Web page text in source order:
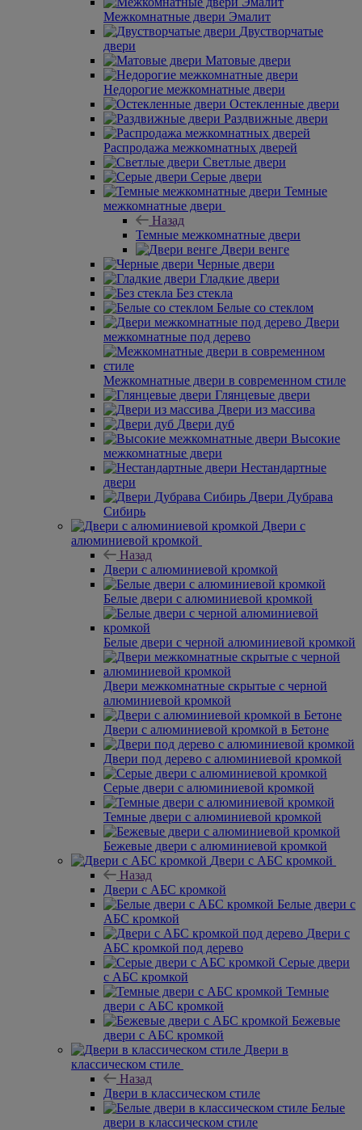
Межкомнатные двери Эмалит
Двустворчатые
двери
Матовые двери
Недорогие межкомнатные двери
Остекленные двери
Раздвижные двери
Распродажа межкомнатных дверей
Светлые двери
Серые двери
Темные
межкомнатные двери
Назад
Темные межкомнатные двери
Двери венге
Черные двери
Гладкие двери
Без стекла
Белые со стеклом
Двери
межкомнатные под дерево
Межкомнатные двери в современном стиле
Глянцевые двери
Двери из массива
Двери дуб
Высокие
межкомнатные двери
Нестандартные
двери
Двери Дубрава
Сибирь
Двери с
алюминиевой кромкой
Назад
Двери с алюминиевой кромкой
Белые двери с алюминиевой кромкой
Белые двери с черной алюминиевой кромкой
Двери межкомнатные скрытые с черной
алюминиевой кромкой
Двери с алюминиевой кромкой в Бетоне
Двери под дерево с алюминиевой кромкой
Серые двери с алюминиевой кромкой
Темные двери с алюминиевой кромкой
Бежевые двери с алюминиевой кромкой
Двери с АБС кромкой
Назад
Двери с АБС кромкой
Белые двери с
АБС кромкой
Двери с
АБС кромкой под дерево
Серые двери
с АБС кромкой
Темные
двери с АБС кромкой
Бежевые
двери с АБС кромкой
Двери в
классическом стиле
Назад
Двери в классическом стиле
Белые
двери в классическом стиле